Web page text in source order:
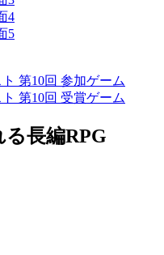
第10回 参加ゲーム
第10回 受賞ゲーム
長編RPG